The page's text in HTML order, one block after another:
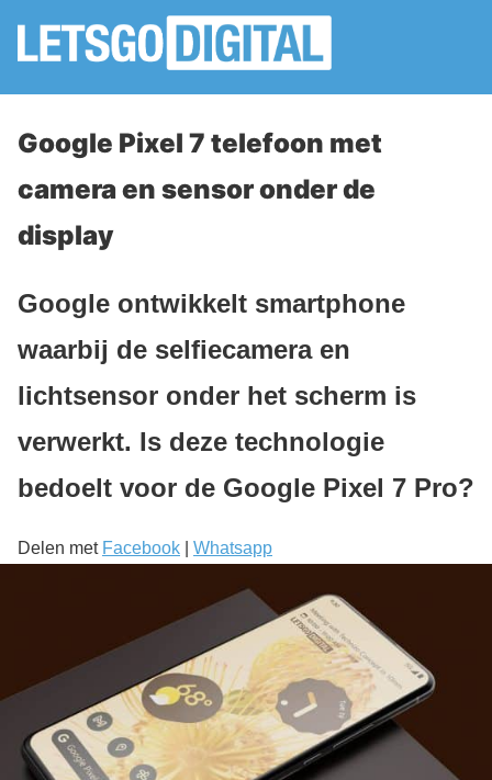
Google Pixel 7 telefoon met
camera en sensor onder de
display
Google ontwikkelt smartphone
waarbij de selfiecamera en
lichtsensor onder het scherm is
verwerkt. Is deze technologie
bedoelt voor de Google Pixel 7 Pro?
Delen met Facebook Whatsapp